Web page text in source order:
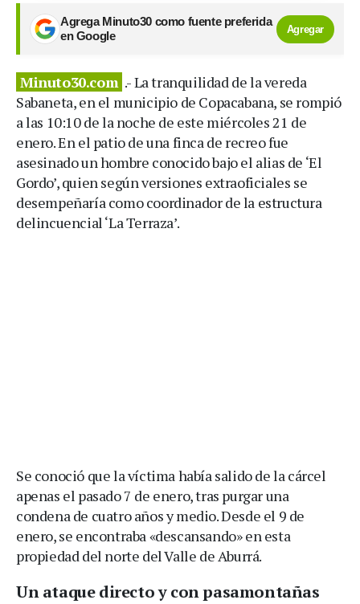
Agrega Minuto30 como fuente preferida
en Google
Agregar
Minuto30.com .- La tranquilidad de la vereda
Sabaneta, en el municipio de Copacabana, se rompió
a las 10:10 de la noche de este miércoles 21 de
enero. En el patio de una finca de recreo fue
asesinado un hombre conocido bajo el alias de ‘El
Gordo’, quien según versiones extraoficiales se
desempeñaría como coordinador de la estructura
delincuencial ‘La Terraza’.
Se conoció que la víctima había salido de la cárcel
apenas el pasado 7 de enero, tras purgar una
condena de cuatro años y medio. Desde el 9 de
enero, se encontraba «descansando» en esta
propiedad del norte del Valle de Aburrá.
Un ataque directo y con pasamontañas